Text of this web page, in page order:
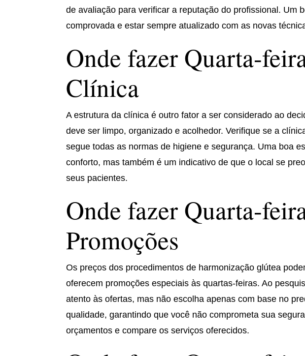
de avaliação para verificar a reputação do profissional. Um
comprovada e estar sempre atualizado com as novas
Onde fazer Quarta-
Clínica
A estrutura da clínica é outro fator a ser considerado ao
deve ser limpo, organizado e acolhedor. Verifique se a
segue todas as normas de higiene e segurança. Uma boa
conforto, mas também é um indicativo de que o local se
seus pacientes.
Onde fazer Quarta-
Promoções
Os preços dos procedimentos de harmonização glútea
oferecem promoções especiais às quartas-feiras. Ao
atento às ofertas, mas não escolha apenas com base no
qualidade, garantindo que você não comprometa sua
orçamentos e compare os serviços oferecidos.